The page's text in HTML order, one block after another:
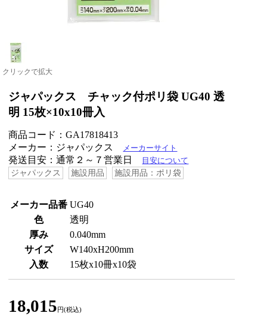
クリックで拡大
ジャパックス チャック付ポリ袋 UG40 透
明 15枚×10x10冊入
商品コード：GA17818413
メーカー：ジャパックス
メーカーサイト
発送目安：通常２～７営業日 目安について
ジャパックス 施設用品 施設用品：ポリ袋
メーカー品番 UG40
色
透明
厚み
0.040mm
サイズ
W140xH200mm
入数
15枚x10冊x10袋
18,015 円(税込)